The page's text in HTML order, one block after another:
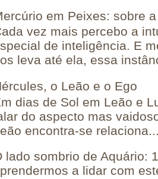
em Peixes: sobre
vez mais percebo a
de inteligência. E
leva até ela, essa
o Leão e o Ego
dias de Sol em Leão e
do aspecto mas
encontra-se
lado sombrio de Aquário:
a lidar com